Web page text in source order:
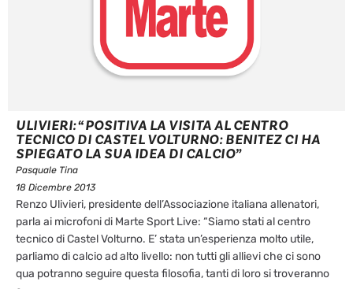
ULIVIERI: “POSITIVA LA VISITA AL CENTRO
TECNICO DI CASTEL VOLTURNO: BENITEZ CI HA
SPIEGATO LA SUA IDEA DI CALCIO”
Pasquale Tina
18 Dicembre 2013
Renzo Ulivieri, presidente dell’Associazione italiana allenatori,
parla ai microfoni di Marte Sport Live: “Siamo stati al centro
tecnico di Castel Volturno. E’ stata un’esperienza molto utile,
parliamo di calcio ad alto livello: non tutti gli allievi che ci sono
qua potranno seguire questa filosofia, tanti di loro si troveranno